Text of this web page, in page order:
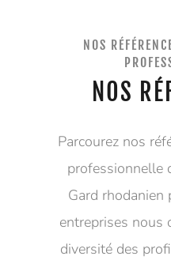
NOS
NOS
Parcourez nos
professionnelle
Gard rhodanien
entreprises nous
diversité des